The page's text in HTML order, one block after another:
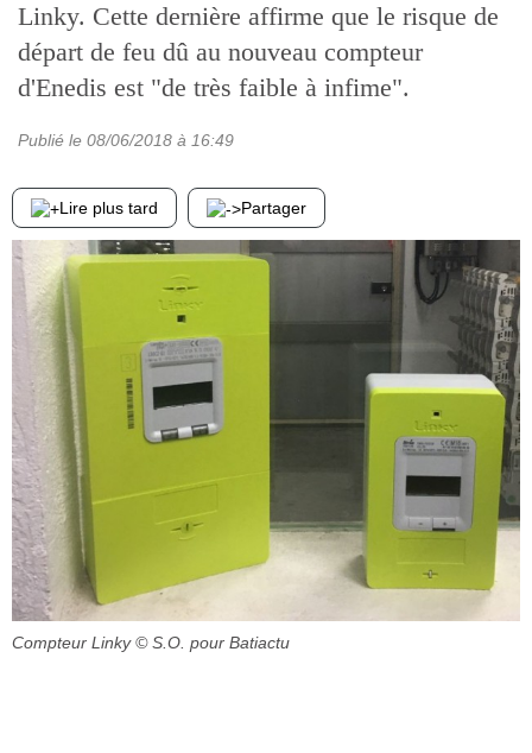
Linky. Cette dernière affirme que le risque de
départ de feu dû au nouveau compteur
d'Enedis est "de très faible à infime".
Publié le 08/06/2018 à 16:49
Lire plus tard Partager
Compteur Linky © S.O. pour Batiactu